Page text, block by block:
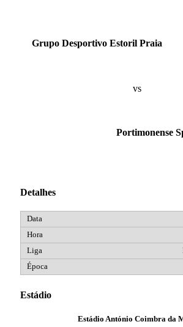
Grupo Desportivo Estoril Praia
vs
Portimonense
Detalhes
Estádio
Estádio António Coimbra da